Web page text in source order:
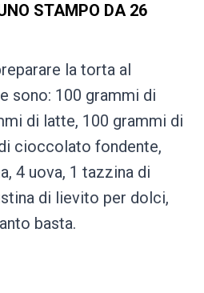
STAMPO DA 26
la torta al
sono: 100 grammi di
di latte, 100 grammi di
cioccolato fondente,
4 uova, 1 tazzina di
di lievito per dolci,
basta.